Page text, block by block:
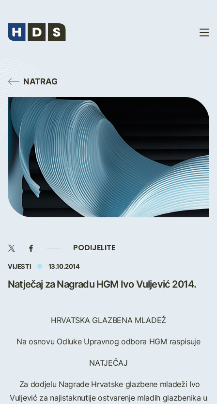
NATRAG
PODIJELITE
VIJESTI 13.10.2014
Natječaj za Nagradu HGM Ivo Vuljević 2014.
HRVATSKA GLAZBENA MLADEŽ
Na osnovu Odluke Upravnog odbora HGM raspisuje
NATJEČAJ
Za dodjelu Nagrade Hrvatske glazbene mladeži Ivo
Vuljević za najistaknutije ostvarenje mladih glazbenika u